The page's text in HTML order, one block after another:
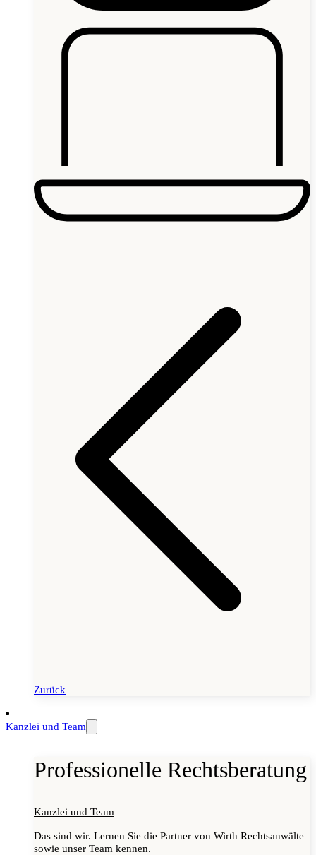
Zurück
Kanzlei und Team
Professionelle Rechtsberatung
Kanzlei und Team
Das sind wir. Lernen Sie die Partner von Wirth Rechtsanwälte
sowie unser Team kennen.